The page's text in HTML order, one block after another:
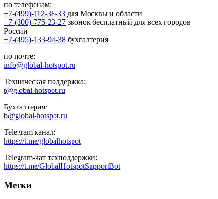
по телефонам:
+7-(499)-112-38-33 для Москвы и области
+7-(800)-775-23-27 звонок бесплатный для всех городов
России
+7-(495)-133-94-38 бухгалтерия
по почте:
info@global-hotspot.ru
Техническая поддержка:
t@global-hotspot.ru
Бухгалтерия:
b@global-hotspot.ru
Telegram канал:
https://t.me/globalhotspot
Telegram-чат техподдержки:
https://t.me/GlobalHotspotSupportBot
Метки